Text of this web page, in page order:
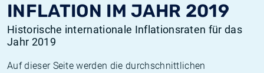
INFLATION IM JAHR 2019
Historische internationale Inflationsraten für das
Jahr 2019
Auf dieser Seite werden die durchschnittlichen